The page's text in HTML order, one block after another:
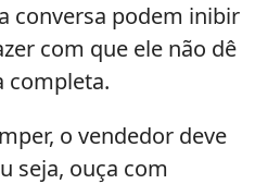
conversa podem inibir
com que ele não dê
completa.
o vendedor deve
seja, ouça com